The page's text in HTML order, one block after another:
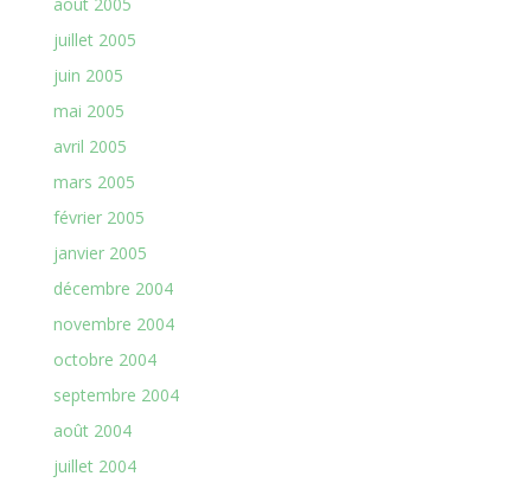
juillet 2005
juin 2005
mai 2005
avril 2005
mars 2005
février 2005
janvier 2005
décembre 2004
novembre 2004
octobre 2004
septembre 2004
août 2004
juillet 2004